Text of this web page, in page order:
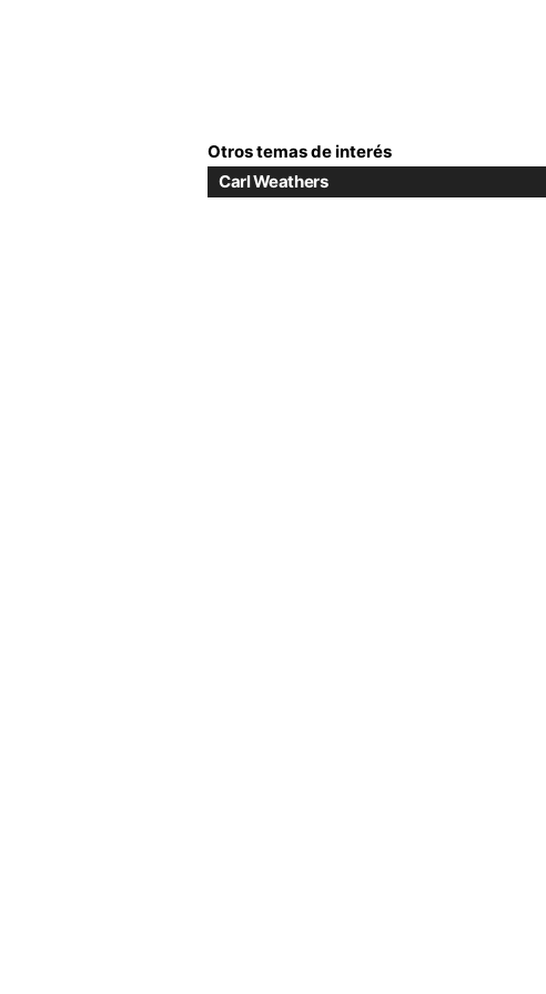
Otros temas de interés
Carl Weathers